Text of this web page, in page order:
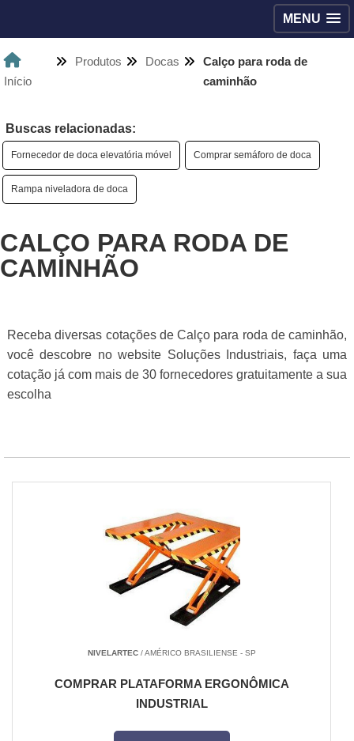
MENU
Início
Produtos Docas
Calço para roda de
caminhão
Buscas relacionadas:
Fornecedor de doca elevatória móvel Comprar semáforo de doca
Rampa niveladora de doca
CALÇO PARA RODA DE
CAMINHÃO
Receba diversas cotações de Calço para roda de caminhão,
você descobre no website Soluções Industriais, faça uma
cotação já com mais de 30 fornecedores gratuitamente a sua
escolha
NIVELARTEC/ AMÉRICO BRASILIENSE - SP
COMPRAR PLATAFORMA ERGONÔMICA
INDUSTRIAL